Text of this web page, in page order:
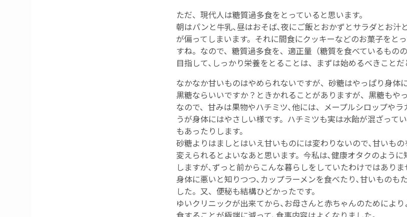
ただ、現代人は糖質過多食をとっていると思います。
朝はパンと牛乳､昼はおそば､夜にご飯とおかずとサラダとお汁
が偏ってしまいます。それに間食にクッキーなどのお菓子をと
すね。なので、糖質過多食を、適正量（糖質を食べているもの
目指して､しっかり栄養をとることは、まずは始めるべきことだ
なかなか甘いものはやめられないですが、砂糖はやっぱり身体
黒糖ならいいですか？ときかれることがありますが、黒糖もや
なので、甘みは果物やハチミツ､他には、メープルシロップや
うが身体にはやさしい様です。ハチミツも実は水飴が混ざって
もあったりします。
砂糖よりはましとはいえ甘いものには変わりないので､甘いも
変えられるとよいなあと思います。今私は､健康オタクのように
しますが､ずっと前からこんな暮らしをしていたわけではありま
身体に悪いと知りつつ､カップラーメンを食べたり､甘いものも
した。又、便秘も結構ひどかったです。
ゆいクリニックが出来てから､お母さんと赤ちゃんのためによ